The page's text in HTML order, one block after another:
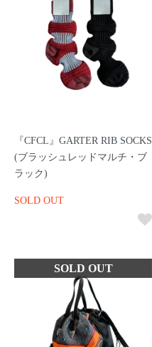
『CFCL』GARTER RIB SOCKS
(ブラッシュレッドマルチ・ブ
ラック)
SOLD OUT